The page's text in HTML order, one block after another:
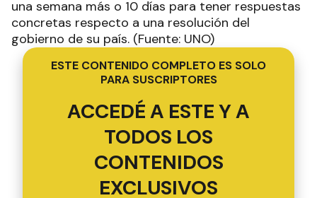
una semana más o 10 días para tener respuestas
concretas respecto a una resolución del
gobierno de su país. (Fuente: UNO)
ESTE CONTENIDO COMPLETO ES SOLO
PARA SUSCRIPTORES
ACCEDÉ A ESTE Y A
TODOS LOS
CONTENIDOS
EXCLUSIVOS